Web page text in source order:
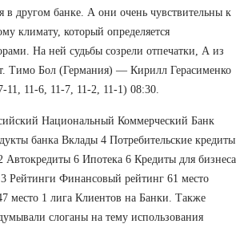
в другом банке. А они очень чувствительны к
климату, который определяется
На ней судьбы созрели отпечатки, А из
Тимо Бол (Германия) — Кирилл Герасименко
11-6, 11-7, 11-2, 11-1) 08:30.
Национальный Коммерческий Банк
банка Вклады 4 Потребительские кредиты
Автокредиты 6 Ипотека 6 Кредиты для бизнеса
Рейтинги Финансовый рейтинг 61 место
место 1 лига Клиентов на Банки. Также
слоганы на тему использования